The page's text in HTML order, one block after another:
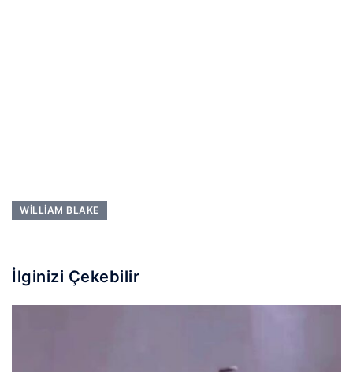
WILLIAM BLAKE
İlginizi Çekebilir